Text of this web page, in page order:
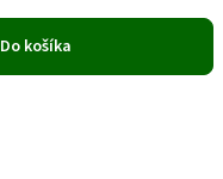
Do košíka